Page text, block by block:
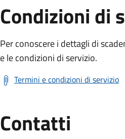
Condizioni di
Per conoscere i dettagli di
e le condizioni di servizio.
Termini e condizioni di servizio
Contatti